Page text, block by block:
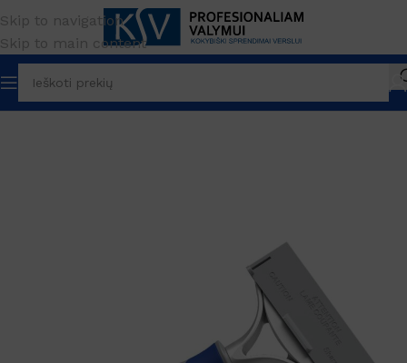
Skip to navigation
Skip to main content
Pradžia PREKĖS ŽENKLAS